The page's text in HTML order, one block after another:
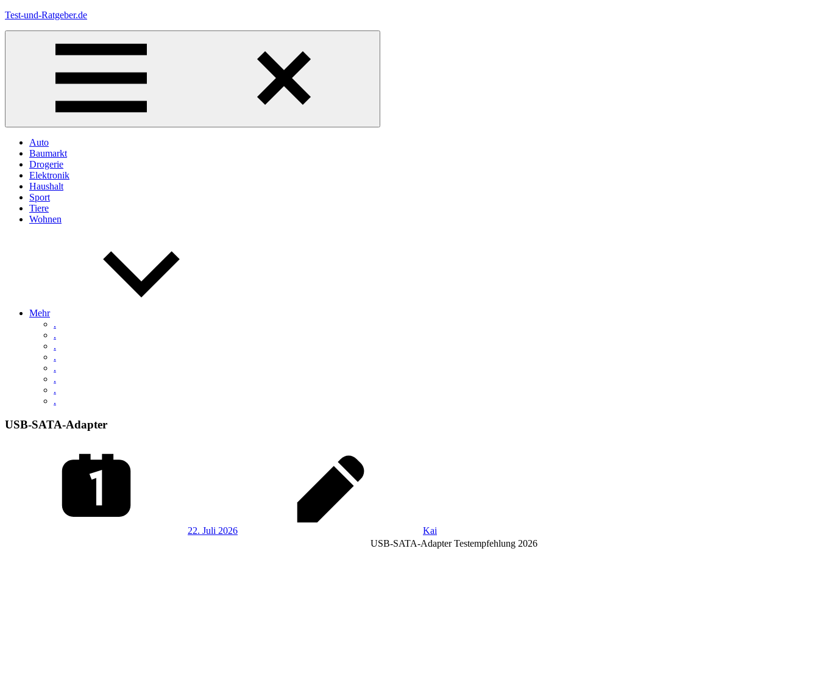
Zum
Test-und-Ratgeber.de
Menü
Auto
Baumarkt
Drogerie
Elektronik
Haushalt
Sport
Tiere
Wohnen
Mehr
.
.
.
.
.
.
.
.
USB-SATA-Adapter
22. Juli 2026 Kai
USB-SATA-Adapter Testempfehlung 2026